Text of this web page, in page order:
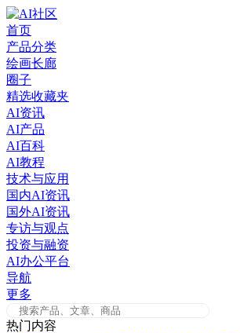
Skip
to
content
首页
产品分类
绘画长廊
圈子
精选收藏夹
AI资讯
AI产品
AI百科
AI教程
技术与应用
国内AI资讯
国外AI资讯
专访与观点
投资与融资
AI办公平台
导航
更多
热门内容